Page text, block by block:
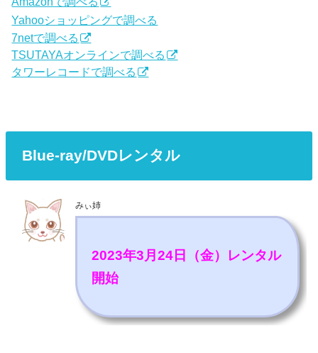
Yahooショッピングで調べる
7netで調べる
TSUTAYAオンラインで調べる
タワーレコードで調べる
Blue-ray/DVDレンタル
みぃ姉
2023年3月24日（金）レンタル
開始